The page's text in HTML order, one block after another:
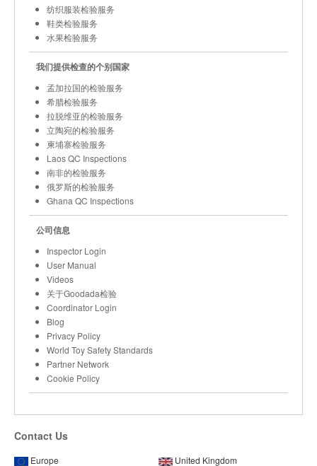
纺织服装检验服务
鞋类检验服务
水果检验服务
我们提供检查的个别国家
孟加拉国的检验服务
希腊检验服务
拉脱维亚的检验服务
立陶宛的检验服务
柬埔寨检验服务
Laos QC Inspections
南非的检验服务
俄罗斯的检验服务
Ghana QC Inspections
公司信息
Inspector Login
User Manual
Videos
关于Goodada检验
Coordinator Login
Blog
Privacy Policy
World Toy Safety Standards
Partner Network
Cookie Policy
Contact Us
Europe
United Kingdom